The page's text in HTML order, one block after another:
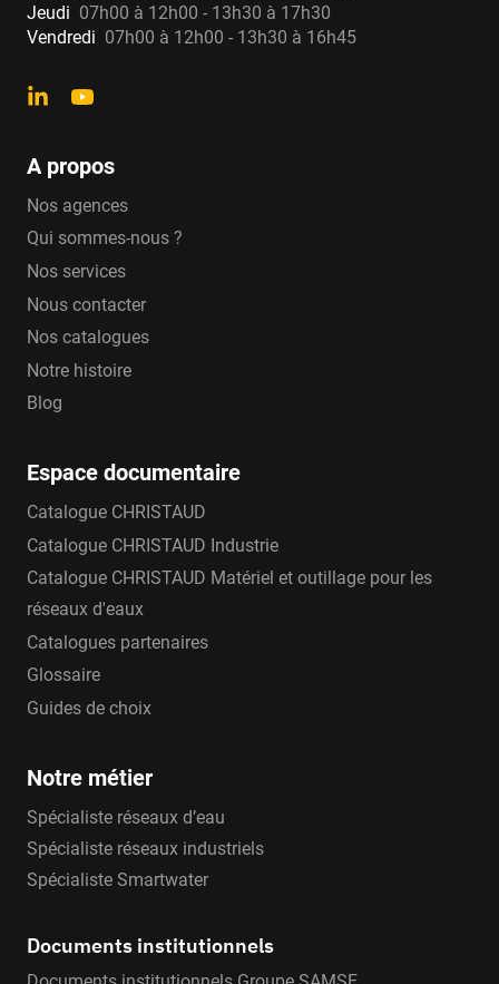
Jeudi 07h00 à 12h00 - 13h30 à 17h30
Vendredi 07h00 à 12h00 - 13h30 à 16h45
A propos
Nos agences
Qui sommes-nous ?
Nos services
Nous contacter
Nos catalogues
Notre histoire
Blog
Espace documentaire
Catalogue CHRISTAUD
Catalogue CHRISTAUD Industrie
Catalogue CHRISTAUD Matériel et outillage pour les
réseaux d'eaux
Catalogues partenaires
Glossaire
Guides de choix
Notre métier
Spécialiste réseaux d’eau
Spécialiste réseaux industriels
Spécialiste Smartwater
Documents institutionnels